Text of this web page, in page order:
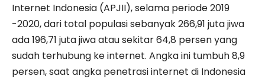
Internet Indonesia (APJII), selama periode 2019
-2020, dari total populasi sebanyak 266,91 juta jiwa
ada 196,71 juta jiwa atau sekitar 64,8 persen yang
sudah terhubung ke internet. Angka ini tumbuh 8,9
persen, saat angka penetrasi internet di Indonesia